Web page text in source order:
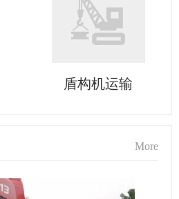
盾构机运输
More